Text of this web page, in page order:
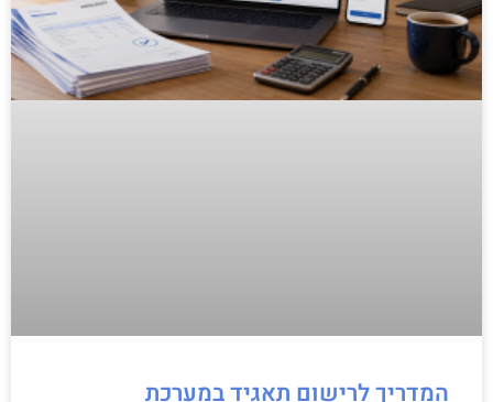
המדריך לרישום תאגיד במערכת